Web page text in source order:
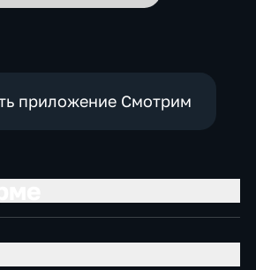
приложение Смотрим